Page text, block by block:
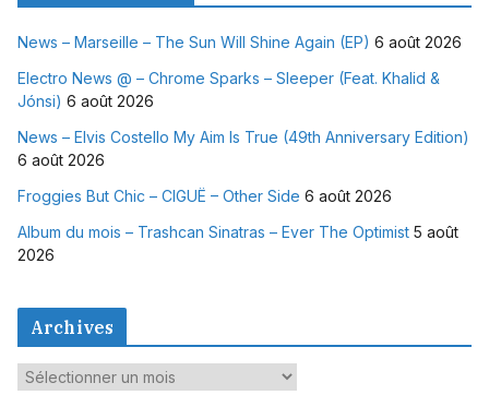
News – Marseille – The Sun Will Shine Again (EP) 6 août 2026
Electro News @ – Chrome Sparks – Sleeper (Feat. Khalid &
Jónsi) 6 août 2026
News – Elvis Costello My Aim Is True (49th Anniversary Edition)
6 août 2026
Froggies But Chic – CIGUË – Other Side 6 août 2026
Album du mois – Trashcan Sinatras – Ever The Optimist 5 août
2026
Archives
A